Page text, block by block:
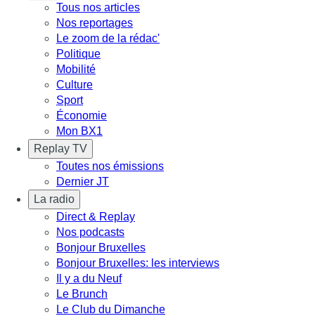
Tous nos articles
Nos reportages
Le zoom de la rédac'
Politique
Mobilité
Culture
Sport
Économie
Mon BX1
Replay TV
Toutes nos émissions
Dernier JT
La radio
Direct & Replay
Nos podcasts
Bonjour Bruxelles
Bonjour Bruxelles: les interviews
Il y a du Neuf
Le Brunch
Le Club du Dimanche